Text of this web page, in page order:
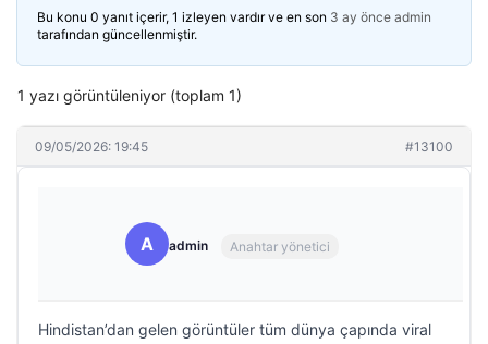
Bu konu 0 yanıt içerir, 1 izleyen vardır ve en son 3 ay önce admin
tarafından güncellenmiştir.
1 yazı görüntüleniyor (toplam 1)
09/05/2026: 19:45 #13100
A admin Anahtar yönetici
Hindistan’dan gelen görüntüler tüm dünya çapında viral